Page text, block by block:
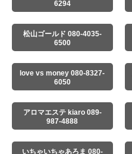
6294
松山ゴールド 080-4035-
6500
love vs money 080-8327-
6050
アロマエステ kiaro 089-
987-4888
いちゃいちゃあろま 080-